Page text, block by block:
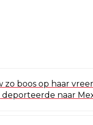
zo boos op haar
naar